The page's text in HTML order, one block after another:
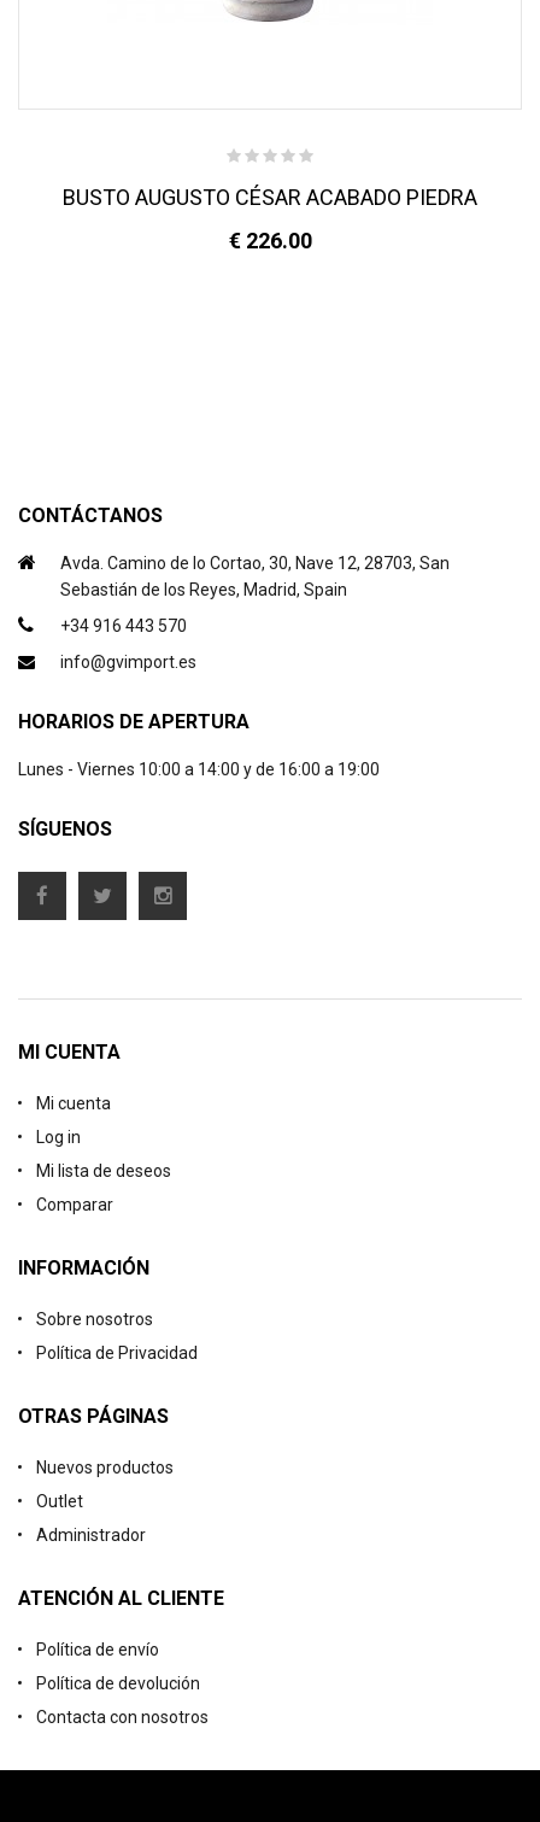
BUSTO AUGUSTO CÉSAR ACABADO PIEDRA
€ 226.00
CONTÁCTANOS
Avda. Camino de lo Cortao, 30, Nave 12, 28703, San
Sebastián de los Reyes, Madrid, Spain
+34 916 443 570
info@gvimport.es
HORARIOS DE APERTURA
Lunes - Viernes 10:00 a 14:00 y de 16:00 a 19:00
SÍGUENOS
MI CUENTA
Mi cuenta
Log in
Mi lista de deseos
Comparar
INFORMACIÓN
Sobre nosotros
Política de Privacidad
OTRAS PÁGINAS
Nuevos productos
Outlet
Administrador
ATENCIÓN AL CLIENTE
Política de envío
Política de devolución
Contacta con nosotros